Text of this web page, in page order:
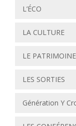
L’ÉCO
LA CULTURE
LE PATRIMOINE
LES SORTIES
Génération Y